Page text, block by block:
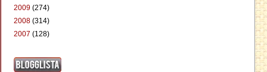
2009 (274)
2008 (314)
2007 (128)